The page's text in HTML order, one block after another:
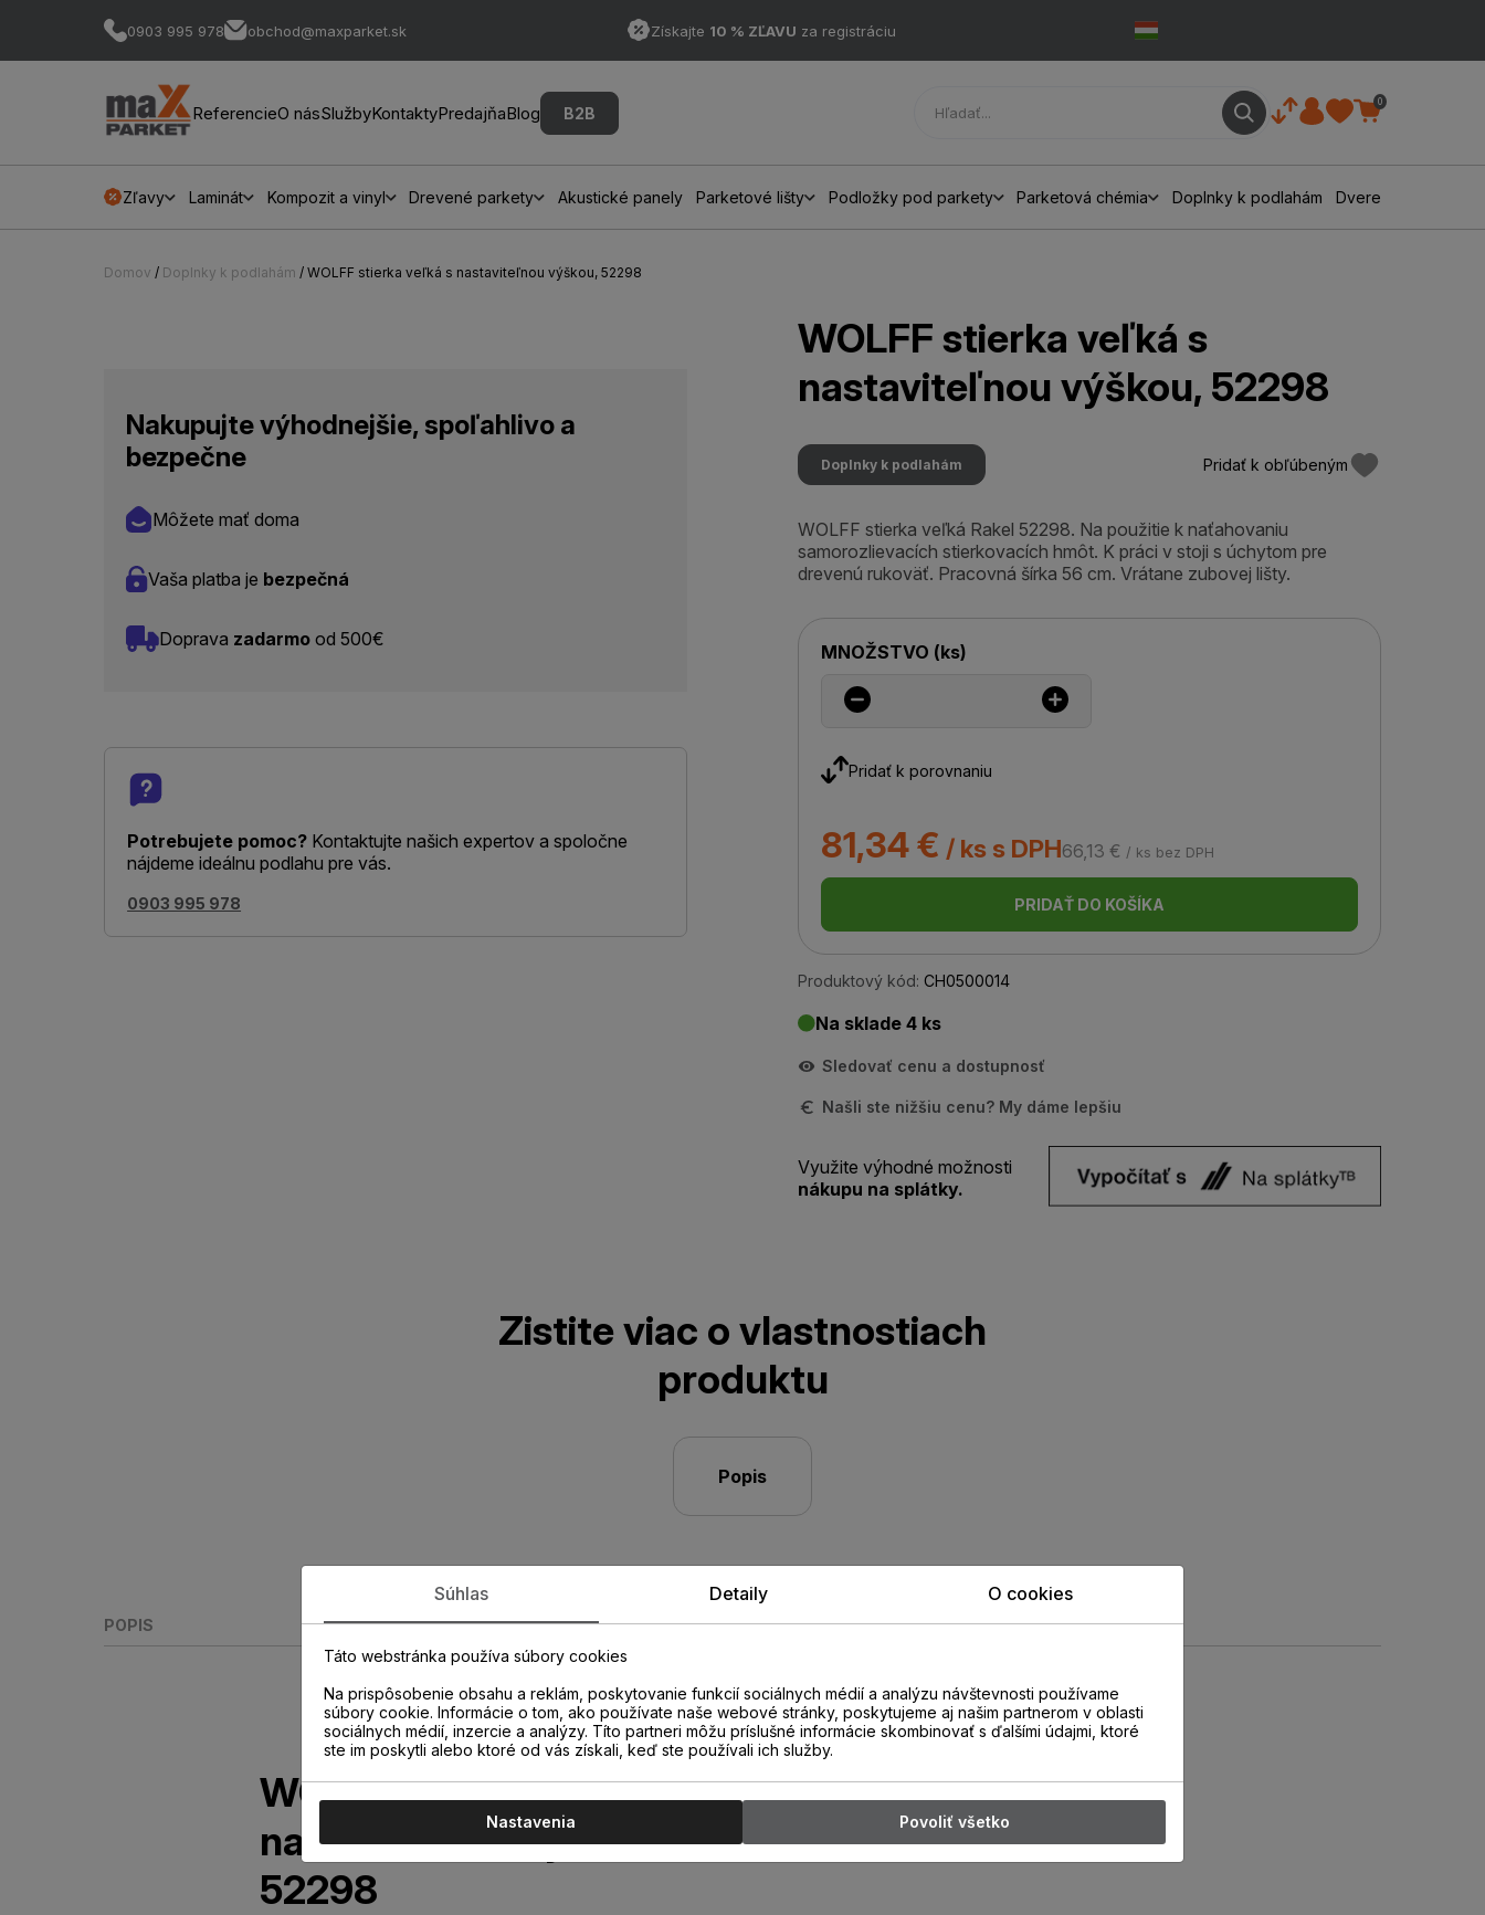
0903 995 978 obchod@maxparket.sk Získajte 10 % ZĽAVU za registráciu
ReferencieO násSlužbyKontaktyPredajňaBlog B2B
0
Zľavy Laminát Kompozit a vinyl Drevené parkety Akustické panely Parketové lišty Podložky pod parkety Parketová chémia Doplnky k podlahám Dvere
Domov / Doplnky k podlahám / WOLFF stierka veľká s nastaviteľnou výškou, 52298
Nakupujte výhodnejšie, spoľahlivo a
bezpečne
Môžete mať doma
Vaša platba je bezpečná
Doprava zadarmo od 500€
Potrebujete pomoc? Kontaktujte našich expertov a spoločne
nájdeme ideálnu podlahu pre vás.
0903 995 978
WOLFF stierka veľká s
nastaviteľnou výškou, 52298
Doplnky k podlahám Pridať k obľúbeným
WOLFF stierka veľká Rakel 52298. Na použitie k naťahovaniu
samorozlievacích stierkovacích hmôt. K práci v stoji s úchytom pre
drevenú rukoväť. Pracovná šírka 56 cm. Vrátane zubovej lišty.
MNOŽSTVO (ks)
Pridať k porovnaniu
81,34 € / ks s DPH66,13 € / ks bez DPH
PRIDAŤ DO KOŠÍKA
Produktový kód: CH0500014
Na sklade 4 ks
Sledovať cenu a dostupnosť
Našli ste nižšiu cenu? My dáme lepšiu
Využite výhodné možnosti
nákupu na splátky.
Zistite viac o vlastnostiach
produktu
Popis
POPIS
WOLFF stierka veľká s
nastaviteľnou výškou,
52298
Súhlas Detaily O cookies
Táto webstránka používa súbory cookies
Na prispôsobenie obsahu a reklám, poskytovanie funkcií sociálnych médií a analýzu návštevnosti používame
súbory cookie. Informácie o tom, ako používate naše webové stránky, poskytujeme aj našim partnerom v oblasti
sociálnych médií, inzercie a analýzy. Títo partneri môžu príslušné informácie skombinovať s ďalšími údajmi, ktoré
ste im poskytli alebo ktoré od vás získali, keď ste používali ich služby.
Nastavenia Povoliť všetko